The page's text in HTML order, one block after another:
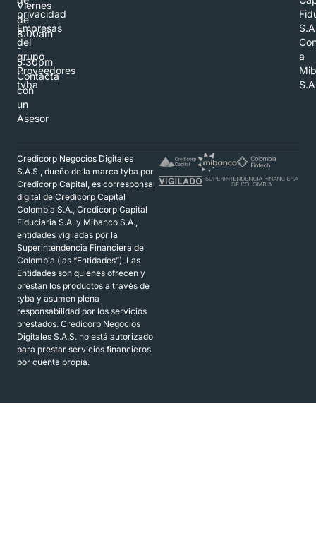
Viernes
de
8:00am
-
5:30pm
Contacta
con
un
Asesor
privacidad
Empresas
del
grupo
Proveedores
tyba
a
Credicorp Negocios Digitales
S.A.S., dueño de la marca tyba por
Credicorp Capital, es corresponsal
digital de Credicorp Capital
Colombia S.A., Credicorp Capital
Fiduciaria S.A. y Mibanco S.A.,
entidades vigiladas por la
Superintendencia Financiera de
Colombia (las “Entidades”). Las
Entidades son quienes ofrecen y
prestan los productos a través de
tyba y asumen plena
responsabilidad por los servicios
prestados. Credicorp Negocios
Digitales S.A.S. no está autorizado
para prestar servicios financieros
por cuenta propia.